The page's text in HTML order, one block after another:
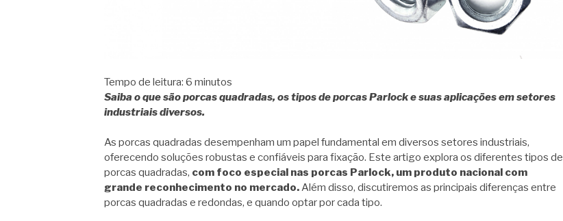
Tempo de leitura: 6 minutos
Saiba o que são porcas quadradas, os tipos de porcas Parlock e suas aplicações em setores
industriais diversos.
As porcas quadradas desempenham um papel fundamental em diversos setores industriais,
oferecendo soluções robustas e confiáveis para fixação. Este artigo explora os diferentes tipos de
porcas quadradas, com foco especial nas porcas Parlock, um produto nacional com
grande reconhecimento no mercado.Além disso, discutiremos as principais diferenças entre
porcas quadradas e redondas, e quando optar por cada tipo.